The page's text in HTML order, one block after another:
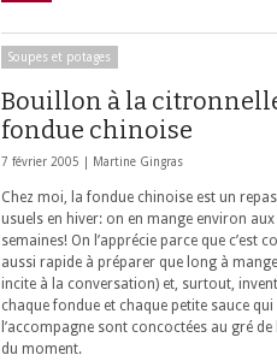
Soupes et potages
Bouillon à la
fondue chinoise
7 février 2005 | Martine Gingras
Chez moi, la fondue chinoise est un
usuels en hiver: on en mange environ aux
semaines! On l’apprécie parce que c’est
aussi rapide à préparer que long à
incite à la conversation) et, surtout,
chaque fondue et chaque petite sauce qui
l’accompagne sont concoctées au gré de
du moment.